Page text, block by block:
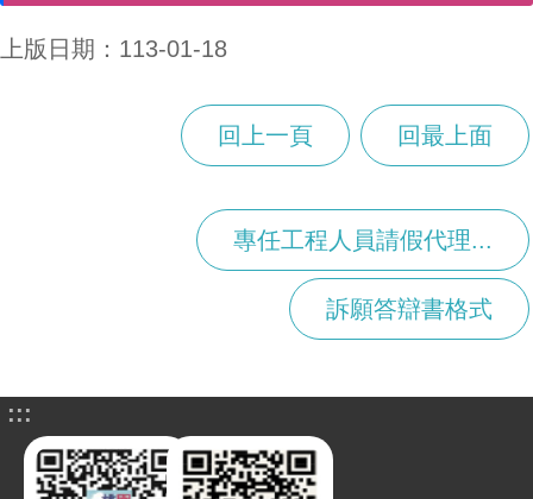
上版日期：113-01-18
回上一頁 回最上面
專任工程人員請假代理...
訴願答辯書格式
:::